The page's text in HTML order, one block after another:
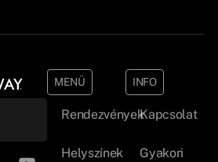
MENÜ
Rendezvények
Helyszínek
INFO
Kapcsolat
Gyakori